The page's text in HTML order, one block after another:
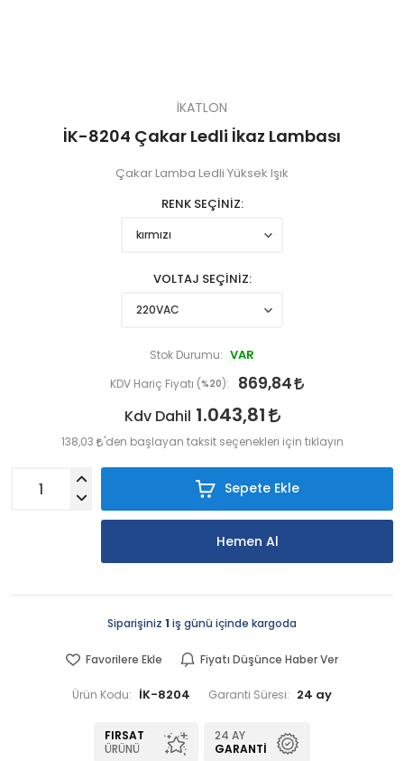
İKATLON
İK-8204 Çakar Ledli İkaz Lambası
Çakar Lamba Ledli Yüksek Işık
RENK SEÇİNİZ
VOLTAJ SEÇİNİZ
Stok Durumu: VAR
KDV Hariç Fiyatı (%20 ): 869,84
Kdv Dahil 1.043,81
138,03 'den başlayan taksit seçenekleri için tıklayın
Sepete Ekle
Hemen Al
Siparişiniz 1 iş günü içinde kargoda
Favorilere Ekle Fiyatı Düşünce Haber Ver
Ürün Kodu: İK-8204 Garanti Süresi: 24 ay
FIRSAT
ÜRÜNÜ
24 AY
GARANTI